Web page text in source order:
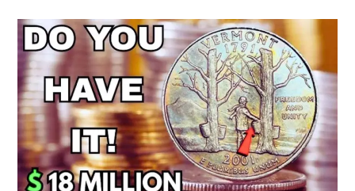
A
Rare
$2
Bill
Worth
$2.349
Million